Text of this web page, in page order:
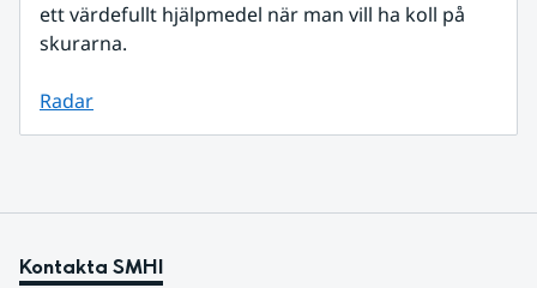
ett värdefullt hjälpmedel när man vill ha koll på
skurarna.
Radar
Kontakta SMHI